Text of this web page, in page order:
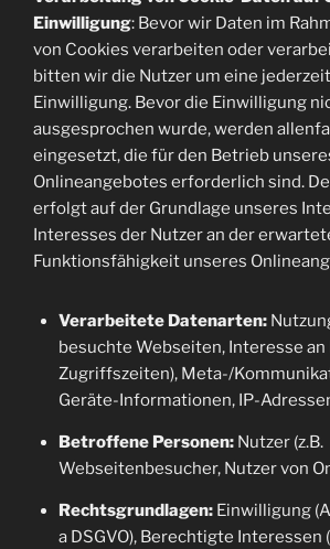
Einwilligung: Bevor wir Daten im
von Cookies verarbeiten oder
bitten wir die Nutzer um eine
Einwilligung. Bevor die Einwilligung
ausgesprochen wurde, werden
eingesetzt, die für den Betrieb
Onlineangebotes erforderlich sind.
erfolgt auf der Grundlage unseres
Interesses der Nutzer an der
Funktionsfähigkeit unseres
Verarbeitete Datenarten:
besuchte Webseiten, Interesse an
Zugriffszeiten), Meta-/
Geräte-Informationen, IP-
Betroffene Personen:Nutzer (z.B.
Webseitenbesucher, Nutzer von
Rechtsgrundlagen:Einwilligung
a DSGVO), Berechtigte Interessen